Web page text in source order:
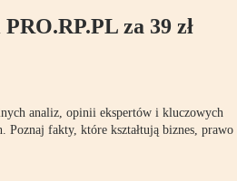
za 39 zł
analiz, opinii ekspertów i kluczowych
Poznaj fakty, które kształtują biznes, prawo